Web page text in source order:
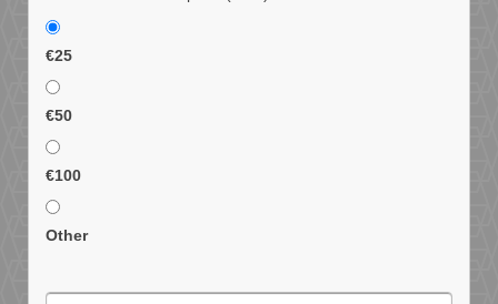
€25
€50
€100
Other